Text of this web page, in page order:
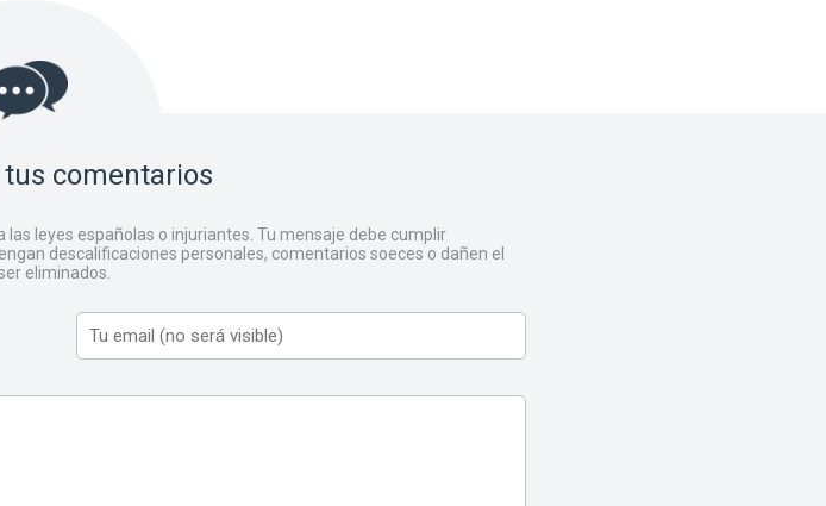
comentarios
leyes españolas o injuriantes. Tu mensaje debe cumplir
descalificaciones personales, comentarios soeces o dañen el
eliminados.